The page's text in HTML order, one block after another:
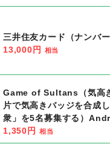
三井住友カード（ナンバー
13,000円
相当
Game of Sultans（気高
片で気高きバッジを合成
衆」を5名募集する）
1,350円
相当